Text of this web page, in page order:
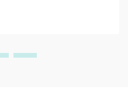
Herstel vandaag nog de